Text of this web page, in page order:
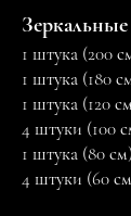
1 штука (200
1 штука (180
1 штука (120
4 штуки (100
1 штука (80
4 штуки (60